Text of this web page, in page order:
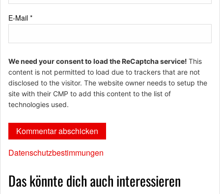
E-Mail *
We need your consent to load the ReCaptcha service! This
content is not permitted to load due to trackers that are not
disclosed to the visitor. The website owner needs to setup the
site with their CMP to add this content to the list of
technologies used.
Datenschutzbestimmungen
Das könnte dich auch interessieren